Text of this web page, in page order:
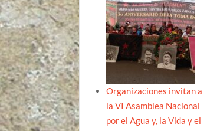
Organizaciones invitan a
la VI Asamblea Nacional
por el Agua y, la Vida y el